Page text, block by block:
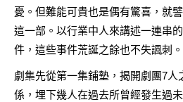
憂。但難能可貴也是偶有驚喜，就
這一部。以行業中人來講述一連串
件，這些事件荒誕之餘也不失諷刺。
劇集先從第一集鋪墊，揭開劇團7人
係，埋下幾人在過去所曾經發生過